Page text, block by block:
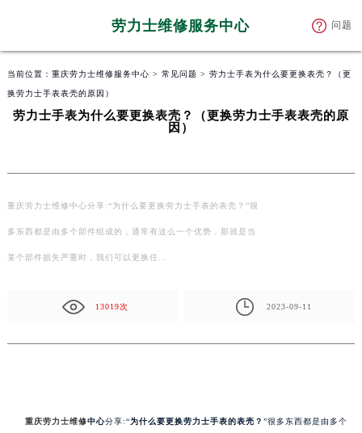
劳力士维修服务中心 问题
当前位置： 重庆劳力士维修服务中心 > 常见问题 > 劳力士手表为什么要更换表壳？（更
换劳力士手表表壳的原因）
劳力士手表为什么要更换表壳？（更换劳力士手表表壳的原
因）
重庆劳力士维修中心分享:“为什么要更换劳力士手表的表壳？”很
多东西都是由多个部件组成的，通常有这么一个优势，那就是当
某个部件损失严重时，我们可以更换任…
13019次 2023-09-11
重庆劳力士维修中心分享:“为什么要更换劳力士手表的表壳？ ”很多东西都是由多个